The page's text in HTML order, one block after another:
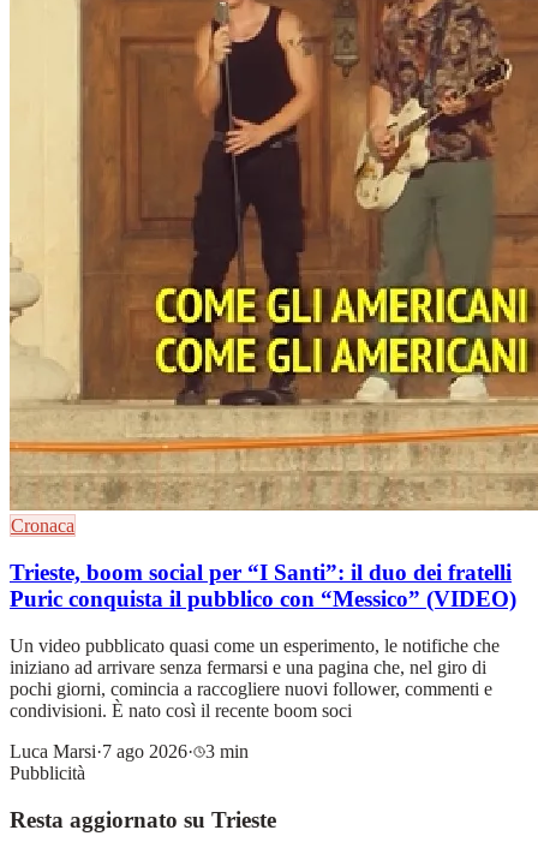
Cronaca
Trieste, boom social per “I Santi”: il duo dei fratelli
Puric conquista il pubblico con “Messico” (VIDEO)
Un video pubblicato quasi come un esperimento, le notifiche che
iniziano ad arrivare senza fermarsi e una pagina che, nel giro di
pochi giorni, comincia a raccogliere nuovi follower, commenti e
condivisioni. È nato così il recente boom soci
Luca Marsi·7 ago 2026·
3 min
Pubblicità
Resta aggiornato su Trieste